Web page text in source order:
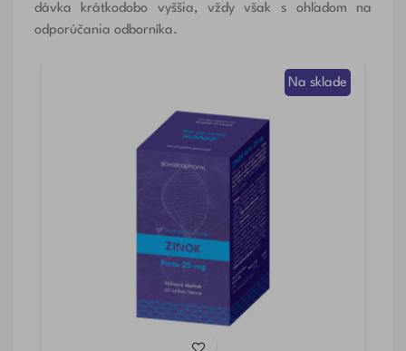
dávka krátkodobo vyššia, vždy však s ohľadom na
odporúčania odborníka.
Na sklade